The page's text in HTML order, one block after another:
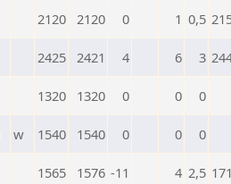
2120 2120 0 1 0,5
2425 2421 4 6 3
1320 1320 0 0 0
w 1540 1540 0 0 0
1565 1576 -11 4 2,5